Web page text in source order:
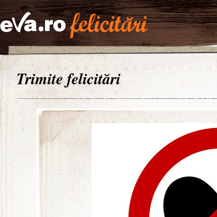
Trimite felicitări